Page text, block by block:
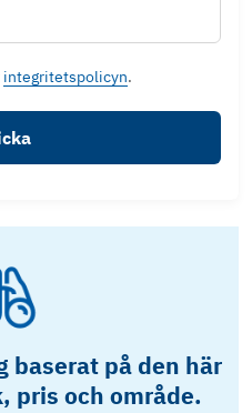
integritetspolicyn.
baserat på den här
pris och område.